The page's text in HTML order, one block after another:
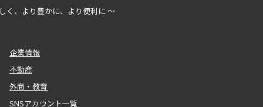
く、より豊かに、より便利に ～
企業情報
不動産
外商・教育
SNSアカウント一覧